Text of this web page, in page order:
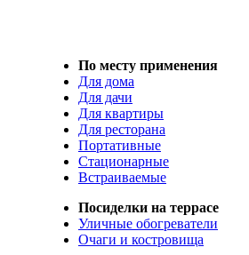
По месту применения
Для дома
Для дачи
Для квартиры
Для ресторана
Портативные
Стационарные
Встраиваемые
Посиделки на террасе
Уличные обогреватели
Очаги и костровища